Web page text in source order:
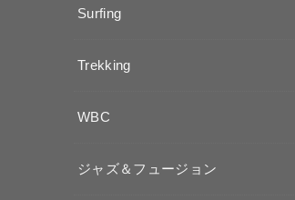
Surfing
Trekking
WBC
ジャズ＆フュージョン